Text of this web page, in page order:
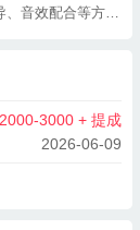
拍摄全程通过表情模仿、玩具互动、游戏引导、音效配合等方式，调动儿童情绪，
2000-3000 + 提成
2026-06-09